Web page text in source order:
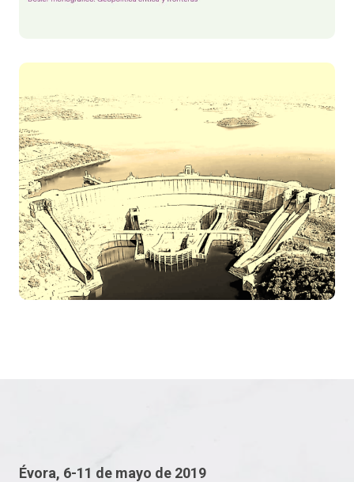
Évora, 6-11 de mayo de 2019